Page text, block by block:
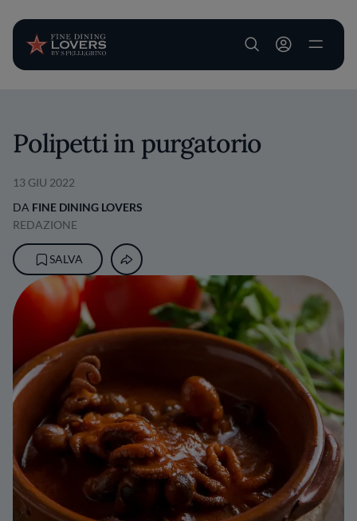
User account
Polipetti in purgatorio
13 GIU 2022
DA FINE DINING LOVERS
REDAZIONE
SALVA